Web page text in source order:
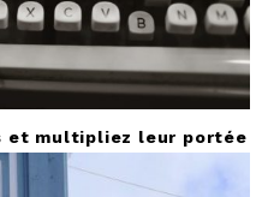
et multipliez leur portée